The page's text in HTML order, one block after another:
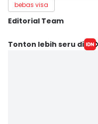
bebas visa
Editorial Team
Editor
Tonton lebih seru di